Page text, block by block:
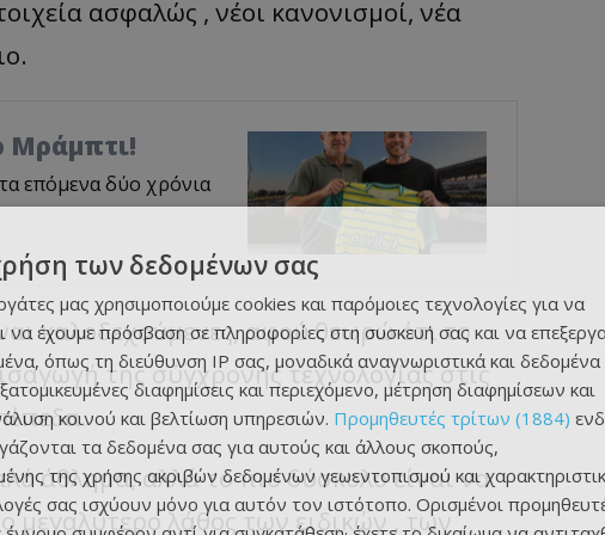
ασφαλώς , νέοι κανονισμοί, νέα
Μράμπτι!
επόμενα δύο χρόνια
καλοδεχούμενες, αφού θεωρώ ότι το
της σύγχρονης τεχνολογίας στις
άθλημα, αλλά το πιο δύσκολο είναι να
μεγαλύτερο λάθος των ειδικών , των
των δεδομένων σας
μας χρησιμοποιούμε cookies και παρόμοιες τεχνολογίες για να
να έχουμε πρόσβαση σε πληροφορίες στη συσκευή σας και να
όπως τη διεύθυνση IP σας, μοναδικά αναγνωριστικά και δεδομένα
διαφημίσεις και περιεχόμενο, μέτρηση διαφημίσεων και
κοινού και βελτίωση υπηρεσιών. Προμηθευτές τρίτων (1884)
τα δεδομένα σας για αυτούς και άλλους σκοπούς,
της χρήσης ακριβών δεδομένων γεωεντοπισμού και
σας ισχύουν μόνο για αυτόν τον ιστότοπο. Ορισμένοι